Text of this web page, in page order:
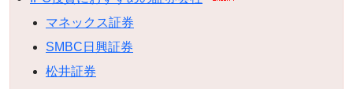
マネックス証券
SMBC日興証券
松井証券